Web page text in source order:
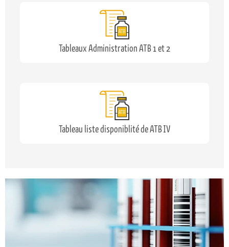
Tableaux Administration ATB 1 et 2
Tableau liste disponiblité de ATB IV